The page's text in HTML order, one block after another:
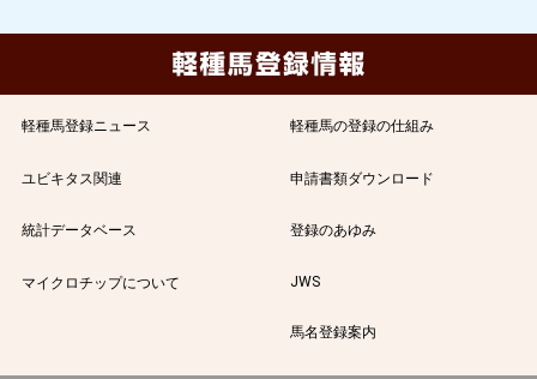
軽種馬登録ニュース 軽種馬の登録の仕組み
ユビキタス関連 申請書類ダウンロード
統計データベース 登録のあゆみ
マイクロチップについて JWS
馬名登録案内